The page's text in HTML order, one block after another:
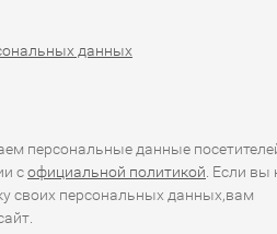
данных
персональные данные
софициальной политикой . Если вы
своих персональных данных,вам